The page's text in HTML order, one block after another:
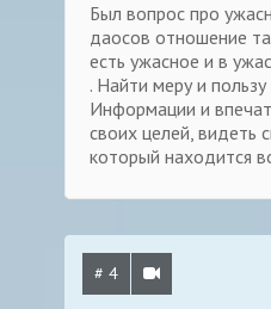
Был вопрос про
даосов отношение
есть ужасное и в
. Найти меру и
Информации и
своих целей, видеть
который находится
# 4